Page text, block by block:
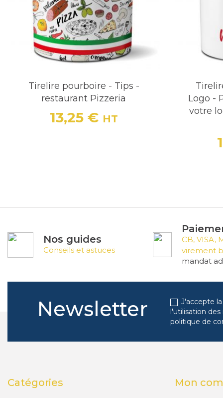
Tirelire pourboire - Tips -
restaurant Pizzeria
Prix
13,25 € HT
Logo -
votre
Nos guides
Conseils et astuces
CB, VISA,
virement
mandat
Newsletter
J'accepte
l'utilisation
politique de
Catégories Mon